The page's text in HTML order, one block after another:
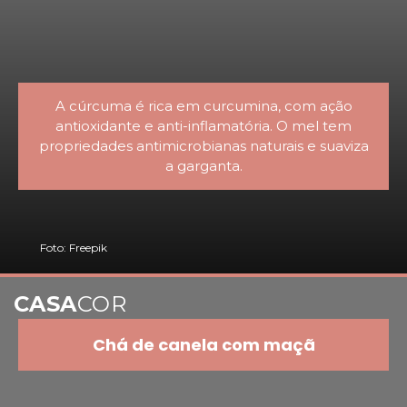
A cúrcuma é rica em curcumina, com ação
antioxidante e anti-inflamatória. O mel tem
propriedades antimicrobianas naturais e suaviza
a garganta.
Foto: Freepik
Chá de canela com maçã
CASACOR